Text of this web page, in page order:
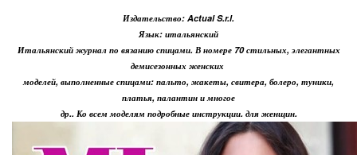
Издательство: Actual S.r.l.
Язык: итальянский
Итальянский журнал по вязанию спицами. В номере 70 стильных, элегантных
демисезонных женских
моделей, выполненные спицами: пальто, жакеты, свитера, болеро, туники,
платья, палантин и многое
др.. Ко всем моделям подробные инструкции. для женщин.